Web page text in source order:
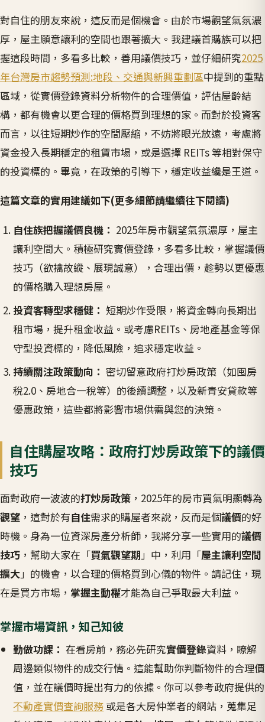
對自住的朋友來說，這反而是個機會。由於市場觀望氣氛濃
厚，屋主願意讓利的空間也跟著擴大。我建議首購族可以把
握這段時間，多看多比較，善用議價技巧，並仔細研究2025
年台灣房市趨勢預測:地段、交通與新興重劃區中提到的重點
區域，從實價登錄資料分析物件的合理價值，評估屋齡結
構，都有機會以更合理的價格買到理想的家。而對於投資客
而言，以往短期炒作的空間壓縮，不妨將眼光放遠，考慮將
資金投入長期穩定的租賃市場，或是選擇 REITs 等相對保守
的投資標的。畢竟，在政策的引導下，穩定收益纔是王道。
這篇文章的實用建議如下(更多細節請繼續往下閱讀)
自住族把握議價良機： 2025年房市觀望氣氛濃厚，屋主
讓利空間大。積極研究實價登錄，多看多比較，掌握議價
技巧（欲擒故縱、展現誠意），合理出價，趁勢以更優惠
的價格購入理想房屋。
投資客轉型求穩健： 短期炒作受限，將資金轉向長期出
租市場，提升租金收益。或考慮REITs、房地產基金等保
守型投資標的，降低風險，追求穩定收益。
持續關注政策動向： 密切留意政府打炒房政策（如囤房
稅2.0、房地合一稅等）的後續調整，以及新青安貸款等
優惠政策，這些都將影響市場供需與您的決策。
自住購屋攻略：政府打炒房政策下的議價
技巧
面對政府一波波的打炒房政策 ，2025年的房市買氣明顯轉為
觀望 ，這對於有自住需求的購屋者來說，反而是個議價的好
時機。身為一位資深房產分析師，我將分享一些實用的議價
技巧 ，幫助大家在「買氣觀望期」中，利用「屋主讓利空間
擴大」的機會，以合理的價格買到心儀的物件。請記住，現
在是買方市場， 掌握主動權才能為自己爭取最大利益。
掌握市場資訊，知己知彼
勤做功課： 在看房前，務必先研究實價登錄資料，瞭解
周邊類似物件的成交行情。這能幫助你判斷物件的合理價
值，並在議價時提出有力的依據。你可以參考政府提供的
不動產實價查詢服務 或是各大房仲業者的網站，蒐集足